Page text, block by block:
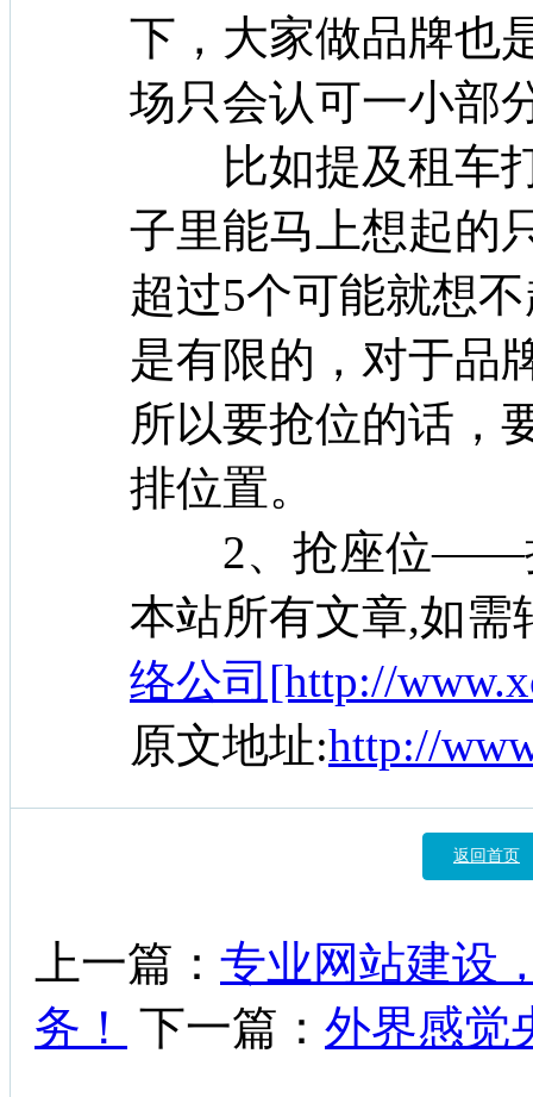
下，大家做品牌也
场只会认可一小部
比如提及租车打
子里能马上想起的
超过5个可能就想
是有限的，对于品
所以要抢位的话，
排位置。
2、抢座位——
本站所有文章,如需
络公司[http://
原文地址:http://
返回首页
上一篇： 专业网站建设
务！
下一篇： 外界感觉